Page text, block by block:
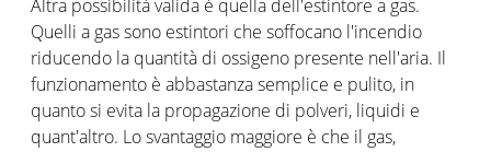
Altra possibilità valida è quella dell'estintore a gas.
Quelli a gas sono estintori che soffocano l'incendio
riducendo la quantità di ossigeno presente nell'aria. Il
funzionamento è abbastanza semplice e pulito, in
quanto si evita la propagazione di polveri, liquidi e
quant'altro. Lo svantaggio maggiore è che il gas,